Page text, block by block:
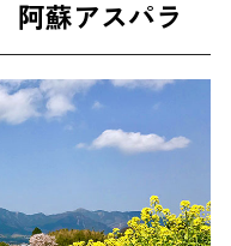
阿蘇アスパラ